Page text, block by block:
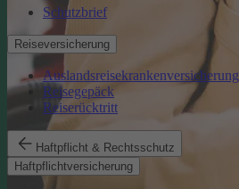
Schutzbrief
Reiseversicherung
Auslandsreisekrankenversicherung
Reisegepäck
Reiserücktritt
Haftpflicht & Rechtsschutz
Haftpflichtversicherung